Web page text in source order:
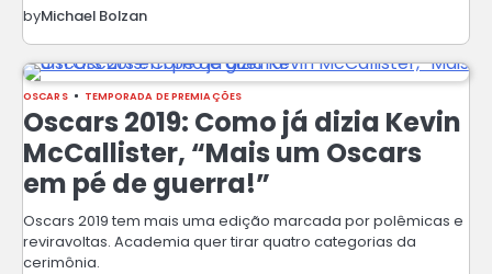
byMichael Bolzan
OSCARS TEMPORADA DE PREMIAÇÕES
Oscars 2019: Como já dizia Kevin
McCallister, “Mais um Oscars
em pé de guerra!”
Oscars 2019 tem mais uma edição marcada por polêmicas e
reviravoltas. Academia quer tirar quatro categorias da
cerimônia.